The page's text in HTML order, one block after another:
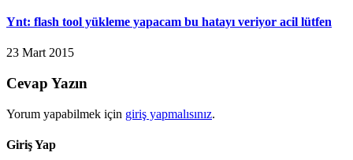
Ynt: flash tool yükleme yapacam bu hatayı veriyor acil lütfen
23 Mart 2015
Cevap Yazın
Yorum yapabilmek için giriş yapmalısınız.
Giriş Yap